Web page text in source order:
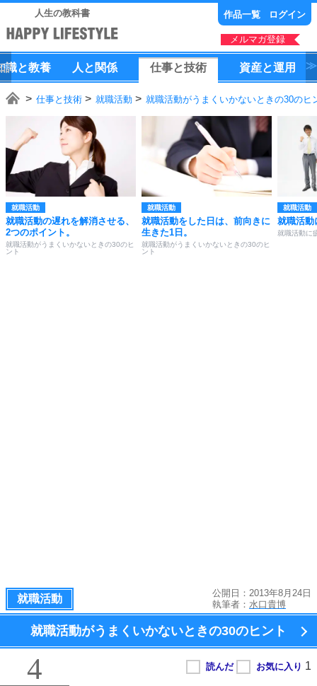
人生の教科書 作品一覧 ログイン
メルマガ登録
識と教養 人 と 関係 仕事と技術 資産と運用
仕事と技術 就職活動 就職活動がうまくいかないときの30のヒ
就職活動
就職活動の遅れを解消させる、
2つのポイント。
就職活動がうまくいかないときの30のヒ
ント
就職活動
就職活動をした日は、前向きに
生きた1日。
就職活動がうまくいかないときの30のヒ
ント
就職活動
就職活動
就職活動に
就職活動
公開日：2013年8月24日
執筆者： 水口貴博
就職活動がうまくいかないときの30のヒント
4